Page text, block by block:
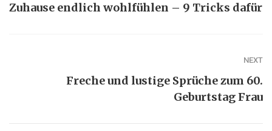
Zuhause endlich wohlfühlen – 9 Tricks dafür
NEXT
Freche und lustige Sprüche zum 60.
Geburtstag Frau